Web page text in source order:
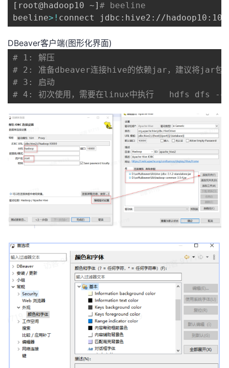
[ root@hadoop10 ~] # beeline
beeline> ! connect jdbc:hive2://
DBeaver客户端(图形化界面)
# 1: 解压
# 2: 准备dbeaver连接hive的依赖jar，建议将jar包放
# 3: 启动
# 4: 初次使用，需要在linux中执行   hdfs dfs -